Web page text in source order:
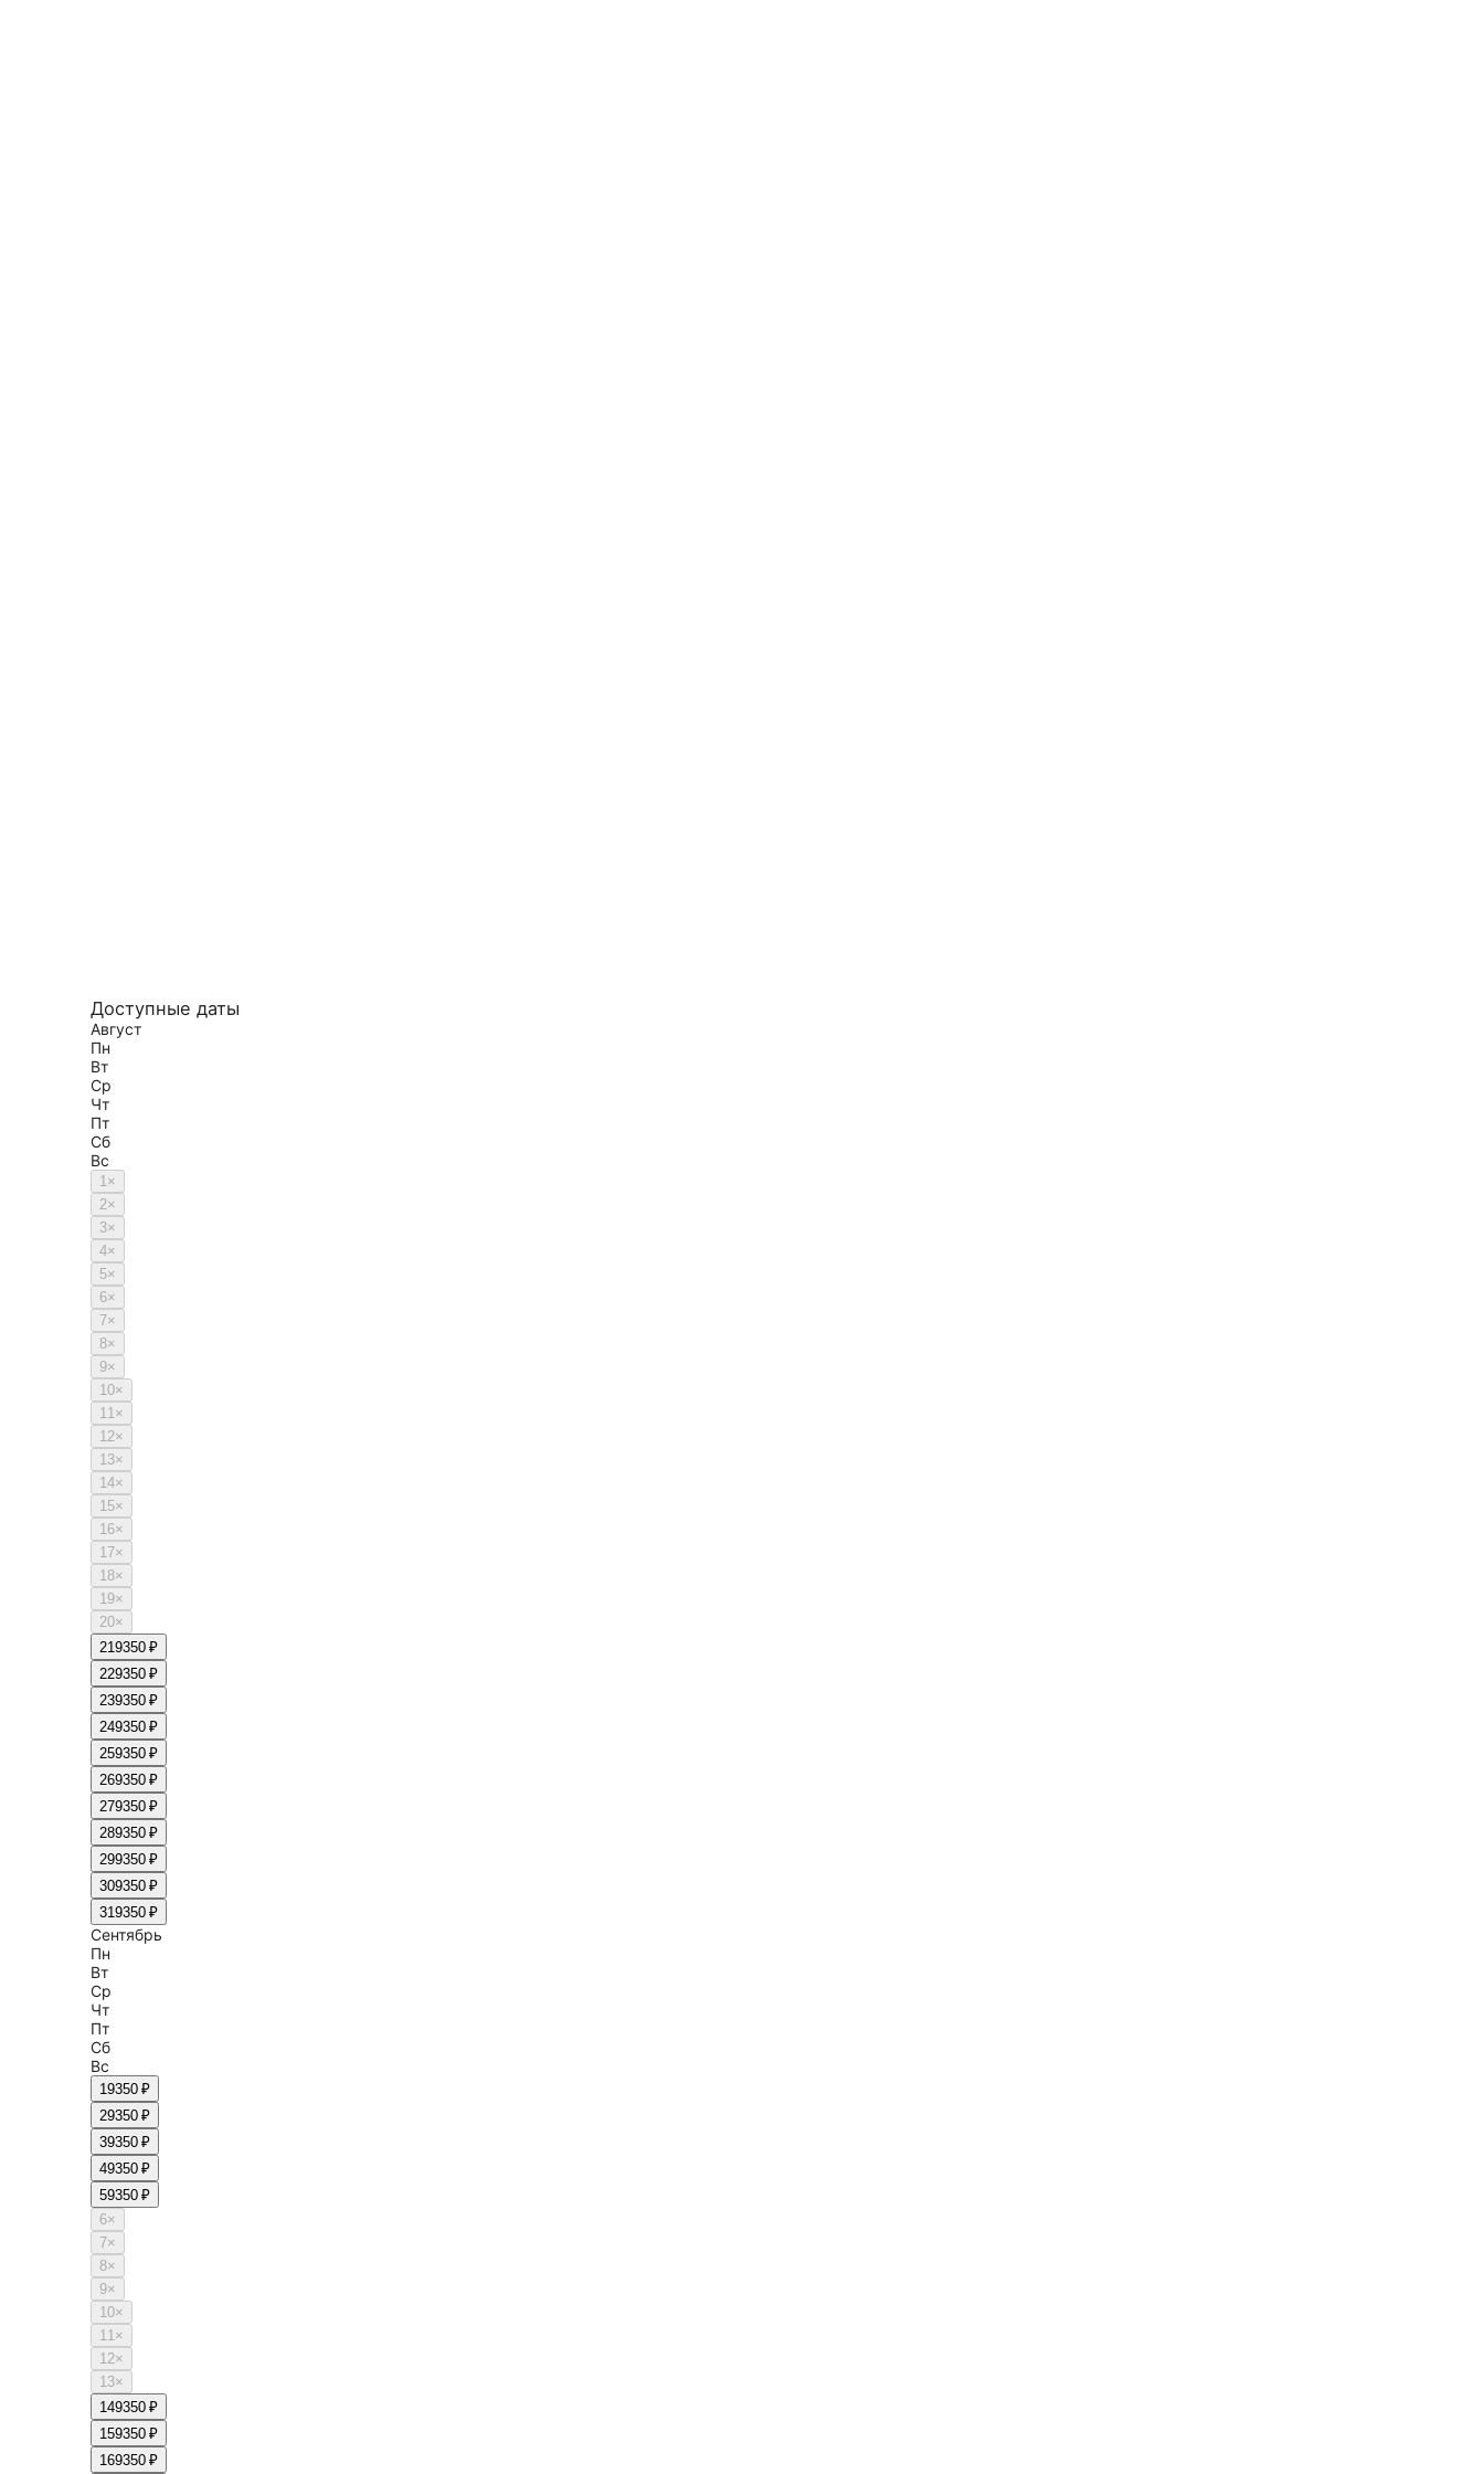
Доступные даты
Август
Пн
Вт
Ср
Чт
Пт
Сб
Вс
1×
2×
3×
4×
5×
6×
7×
8×
9×
10×
11×
12×
13×
14×
15×
16×
17×
18×
19×
20×
219350 ₽
229350 ₽
239350 ₽
249350 ₽
259350 ₽
269350 ₽
279350 ₽
289350 ₽
299350 ₽
309350 ₽
319350 ₽
Сентябрь
Пн
Вт
Ср
Чт
Пт
Сб
Вс
19350 ₽
29350 ₽
39350 ₽
49350 ₽
59350 ₽
6×
7×
8×
9×
10×
11×
12×
13×
149350 ₽
159350 ₽
169350 ₽